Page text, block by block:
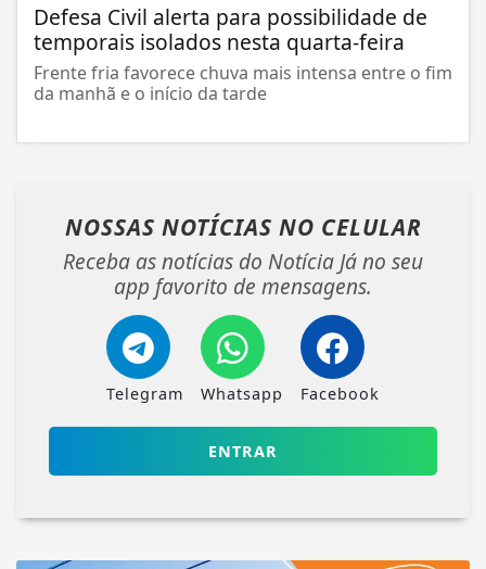
Defesa Civil alerta para possibilidade de
temporais isolados nesta quarta-feira
Frente fria favorece chuva mais intensa entre o fim
da manhã e o início da tarde
NOSSAS NOTÍCIAS NO CELULAR
Receba as notícias do Notícia Já no seu
app favorito de mensagens.
Telegram Whatsapp Facebook
ENTRAR